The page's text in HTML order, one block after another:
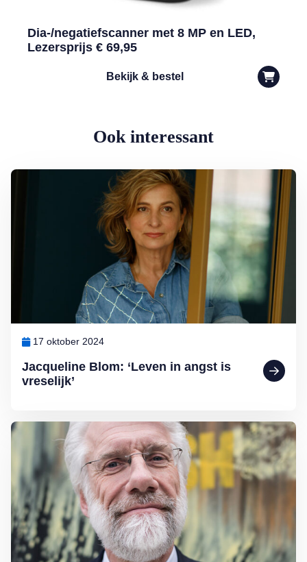
Dia-/negatiefscanner met 8 MP en LED,
Lezersprijs € 69,95
Bekijk & bestel
Ook interessant
Jacqueline Blom: ‘Leven in angst is
vreselijk’
17 oktober 2024
Lees meer over Jacqueline Blom: ‘Leven in angst is vreselijk’
Lees meer over Erik Scherder: ‘Met kritiek omgaan vind ik het